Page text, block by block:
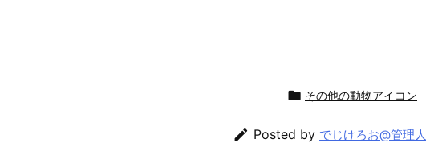
 その他の動物アイコン
 Posted by でじけろお@管理人